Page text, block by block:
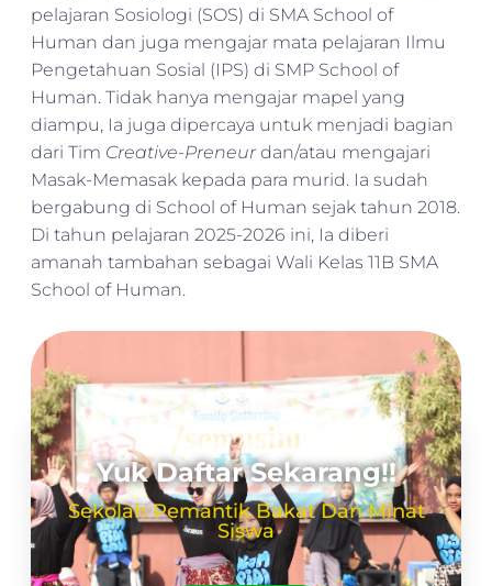
pelajaran Sosiologi (SOS) di SMA School of
Human dan juga mengajar mata pelajaran Ilmu
Pengetahuan Sosial (IPS) di SMP School of
Human. Tidak hanya mengajar mapel yang
diampu, Ia juga dipercaya untuk menjadi bagian
dari Tim Creative-Preneurdan/atau mengajari
Masak-Memasak kepada para murid. Ia sudah
bergabung di School of Human sejak tahun 2018.
Di tahun pelajaran 2025-2026 ini, Ia diberi
amanah tambahan sebagai Wali Kelas 11B SMA
School of Human.
Yuk Daftar Sekarang!!
Sekolah Pemantik Bakat Dan Minat
Siswa